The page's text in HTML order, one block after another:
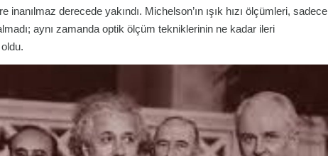
derecede yakındı. Michelson’ın ışık hızı ölçümleri, sadece
aynı zamanda optik ölçüm tekniklerinin ne kadar ileri